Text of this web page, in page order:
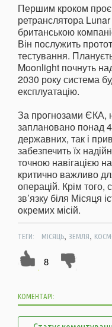
Першим кроком
ретранслятора
британською
Він послужить
тестування.
Moonlight почнуть
2030 року система
експлуатацію.
За прогнозами ЄКА,
заплановано понад
державних, так і
забезпечить їх
точною навігацією
критично важливо
операцій. Крім того,
зв’язку біля Місяця
окремих місій.
ТЕГИ: МІСЯЦЬ, ЗЕМЛЯ,
8
КОМЕНТАРІ: